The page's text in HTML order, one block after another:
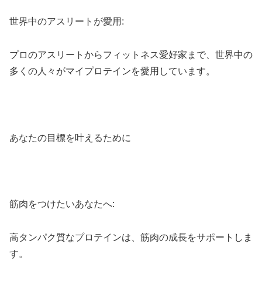
世界中のアスリートが愛用:
プロのアスリートからフィットネス愛好家まで、世界中の
多くの人々がマイプロテインを愛用しています。
あなたの目標を叶えるために
筋肉をつけたいあなたへ:
高タンパク質なプロテインは、筋肉の成長をサポートしま
す。